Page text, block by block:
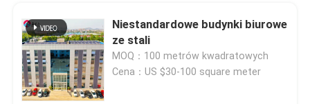
Niestandardowe budynki biurowe
ze stali
MOQ：100 metrów kwadratowych
Cena：US $30-100 square meter